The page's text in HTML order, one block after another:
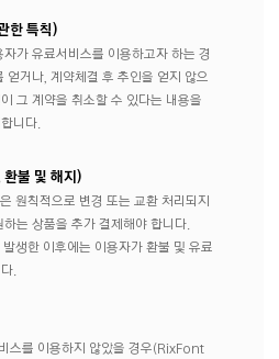
한 특칙)
가 유료서비스를 이용하고자 하는 경
얻거나, 계약체결 후 추인을 얻지 않으
그 계약을 취소할 수 있다는 내용을
니다.
불 및 해지)
원칙적으로 변경 또는 교환 처리되지
는 상품을 추가 결제해야 합니다.
생한 이후에는 이용자가 환불 및 유료
.
스를 이용하지 않았을 경우(RixFont